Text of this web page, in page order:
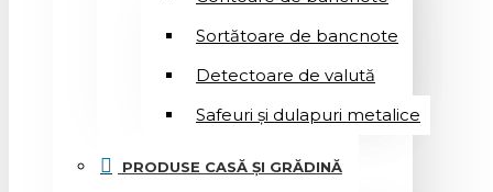
Sortătoare de bancnote
Detectoare de valută
Safeuri și dulapuri metalice
PRODUSE CASĂ ȘI GRĂDINĂ